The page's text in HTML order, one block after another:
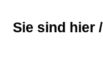
Sie sind hier /